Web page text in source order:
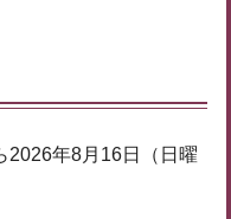
2026年8月16日（日曜